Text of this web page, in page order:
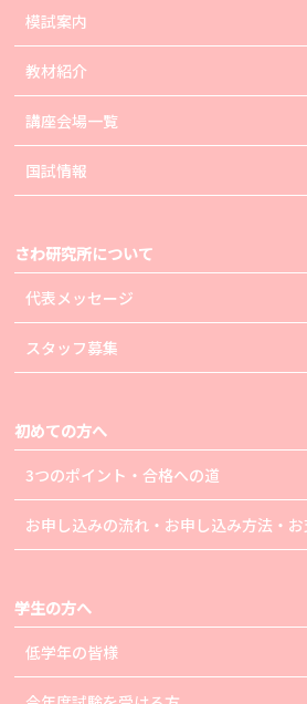
模試案内
教材紹介
講座会場一覧
国試情報
さわ研究所について
代表メッセージ
スタッフ募集
初めての方へ
3つのポイント・合格への道
お申し込みの流れ・お申し込み方法・
学生の方へ
低学年の皆様